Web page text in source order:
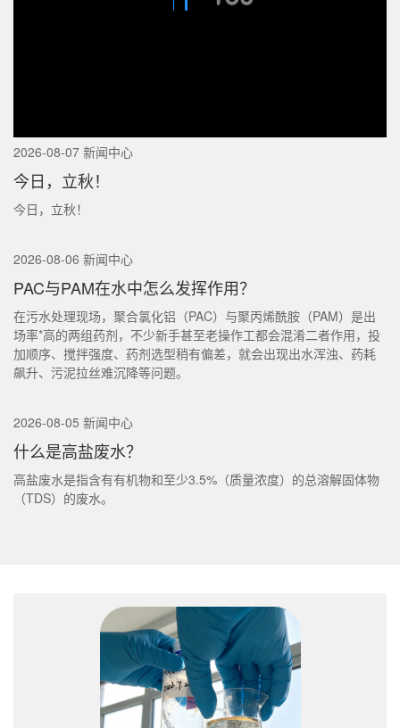
2026-08-07 新闻中心
今日，立秋！
今日，立秋！
2026-08-06 新闻中心
PAC与PAM在水中怎么发挥作用？
在污水处理现场，聚合氯化铝（PAC）与聚丙烯酰胺（PAM）是出
场率*高的两组药剂，不少新手甚至老操作工都会混淆二者作用，投
加顺序、搅拌强度、药剂选型稍有偏差，就会出现出水浑浊、药耗
飙升、污泥拉丝难沉降等问题。
2026-08-05 新闻中心
什么是高盐废水？
高盐废水是指含有有机物和至少3.5%（质量浓度）的总溶解固体物
（TDS）的废水。